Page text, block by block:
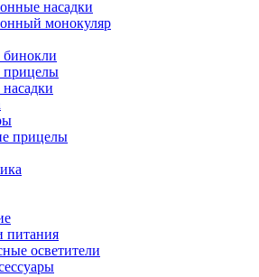
насадки
монокуляр
прицелы
питания
осветители